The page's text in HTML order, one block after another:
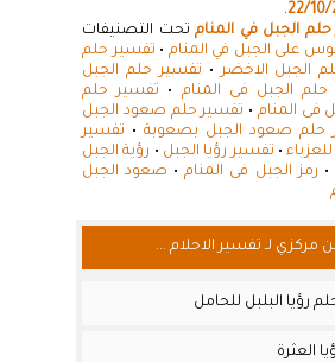
22/10/
.
الجبل في المنام تحت التصنيفات
على الجبل في المنام • تفسير حلم
الجبل الاخضر• تفسير حلم الجبل
الجبل فى المنام • تفسير حلم
فى المنام • تفسير حلم صعود الجبل
حلم صعود الجبل بصعوبة • تفسير
• تفسير رؤيا الجبل • رؤية الجبل
• رمز الجبل فى المنام• صعود الجبل
مركزي لـ تفسير الاحلام ...
رؤيا البلبل للحامل
العثرة